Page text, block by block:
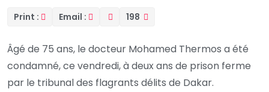
Print : Email : 198
Âgé de 75 ans, le docteur Mohamed Thermos a été
condamné, ce vendredi, à deux ans de prison ferme
par le tribunal des flagrants délits de Dakar.